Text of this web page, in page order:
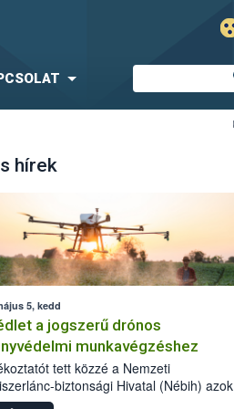
hírek
5, kedd
a jogszerű drónos
munkavégzéshez
tett közzé a Nemzeti
biztonsági Hivatal (Nébih) azok
akik drónnal szeretnének